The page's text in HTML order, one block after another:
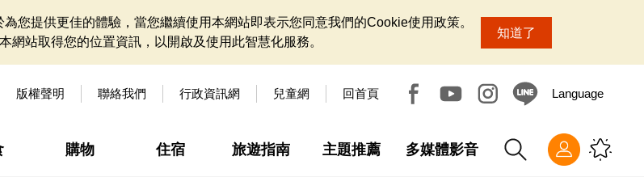
您提供更佳的體驗，當您繼續使用本網站即表示您同意我們的Cookie使用政策。
站取得您的位置資訊，以開啟及使用此智慧化服務。
知道了
版權聲明 聯絡我們 行政資訊網 兒童網 回首頁 Language
購物 住宿 旅遊指南 主題推薦 多媒體影音